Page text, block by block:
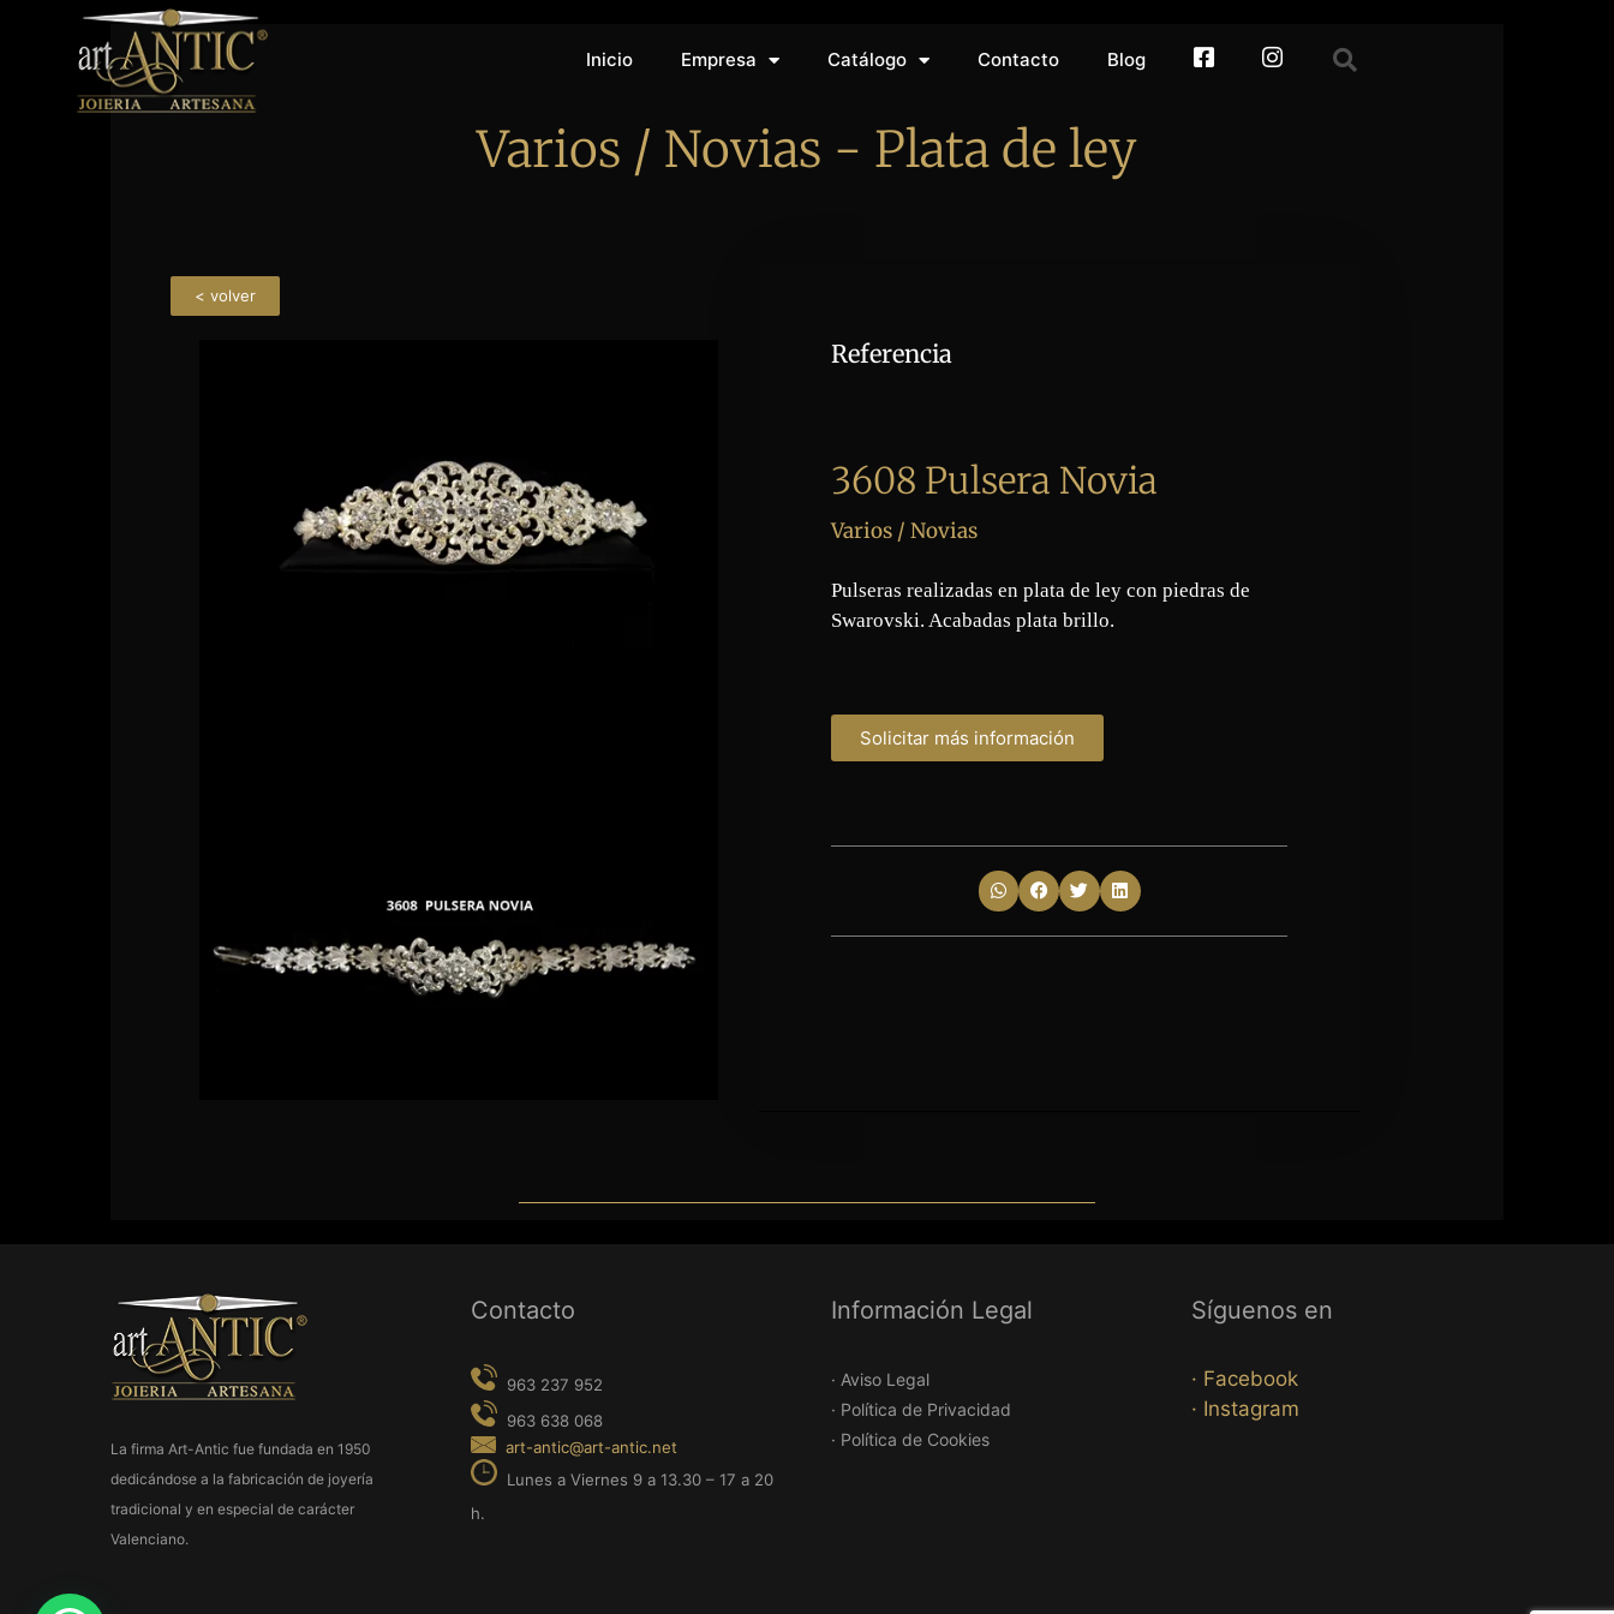
Inicio Empresa Catálogo Contacto Blog facebookInstagram
Varios / Novias - Plata de ley
< volver
Referencia
3608 Pulsera Novia
Varios / Novias​
Pulseras realizadas en plata de ley con piedras de
Swarovski. Acabadas plata brillo.
Solicitar más información
La firma Art-Antic fue fundada en 1950
dedicándose a la fabricación de joyería
tradicional y en especial de carácter
Valenciano.
Contacto
art-antic@art-antic.net Información Legal
· Aviso Legal
· Política de Privacidad
· Política de Cookies
Síguenos en
· Facebook
· Instagram